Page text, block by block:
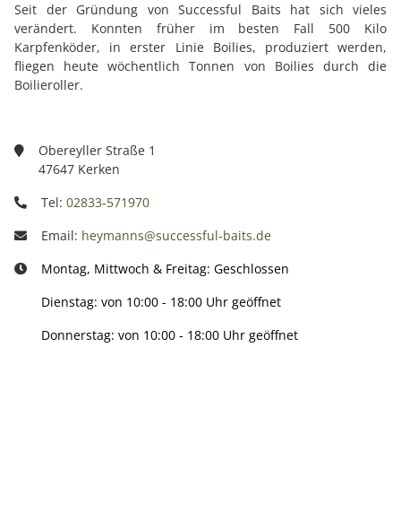
Seit der Gründung von Successful Baits hat sich vieles
verändert. Konnten früher im besten Fall 500 Kilo
Karpfenköder, in erster Linie Boilies, produziert werden,
fliegen heute wöchentlich Tonnen von Boilies durch die
Boilieroller.
Obereyller Straße 1
47647 Kerken
Tel: 02833-571970
Email: heymanns@successful-baits.de
Montag, Mittwoch & Freitag: Geschlossen
Dienstag: von 10:00 - 18:00 Uhr geöffnet
Donnerstag: von 10:00 - 18:00 Uhr geöffnet